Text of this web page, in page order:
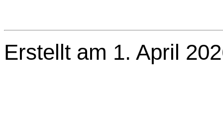
Erstellt am 1. April